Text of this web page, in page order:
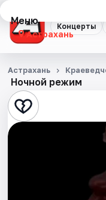
Концерты
Меню
Астрахань
Концерты
Театр
Стендап
Ночной режим
Астрахань